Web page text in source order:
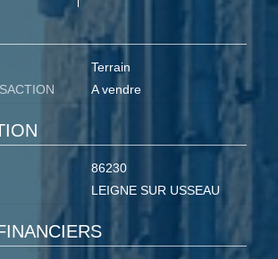
Terrain
A vendre
86230
LEIGNE SUR USSEAU